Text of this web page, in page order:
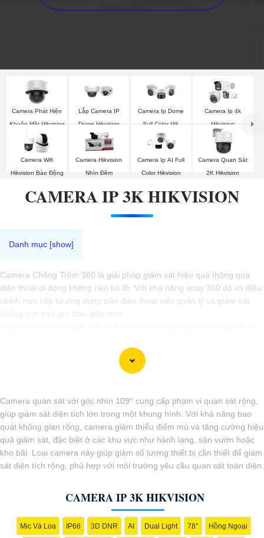
Camera Phát Hiện
Khuôn Mặt Hikvision
Lắp Camera IP
Dome Hikvision
Camera Ip Dome
Full Color Hik
Camera Ip 4k
Hikvision
Camera Wifi
Hikvision Báo Động
Camera Hikvision
Nhìn Đêm
Camera Ip AI Full
Color Hikvision
Camera Quan Sát
2K Hikvision
CAMERA IP 3K HIKVISION
Camera Chống Trộm 360 là giải pháp giám sát hiệu quả thông qua
điện thoại di động không nên bỏ lỡ. Với khả năng xoay 360 độ và điều
chỉnh trực tiếp từ ứng dụng trên điện thoại việc quản lý và giám sát
Camera quan sát với góc nhìn 109° cung cấp phạm vi quan sát rộng,
giúp giám sát diện tích lớn trong một khung hình. Với khả năng bao
quát không gian rộng, camera giảm thiểu điểm mù và tăng cường hiệu
quả giám sát, đặc biệt ở các khu vực như hành lang, sân vườn hoặc
kho bãi. Loại camera này giúp giảm số lượng thiết bị cần thiết để giám
sát diện tích rộng, phù hợp với môi trường yêu cầu quan sát toàn diện.
CAMERA IP 3K HIKVISION
Mic Và Loa IP66 3D DNR AI Dual Light 78° Hồng Ngoại